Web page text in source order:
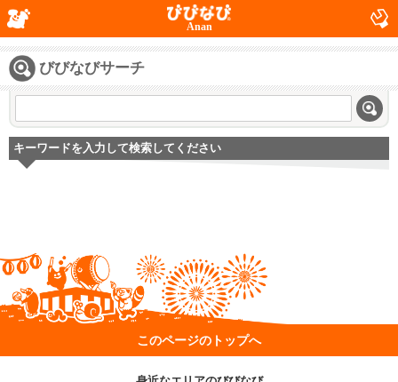
Anan
びびなびサーチ
キーワードを入力して検索してください
このページのトップへ